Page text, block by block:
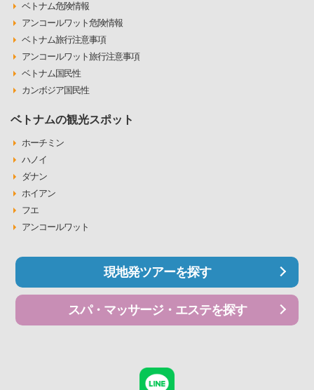
ベトナム危険情報
アンコールワット危険情報
ベトナム旅行注意事項
アンコールワット旅行注意事項
ベトナム国民性
カンボジア国民性
ベトナムの観光スポット
ホーチミン
ハノイ
ダナン
ホイアン
フエ
アンコールワット
現地発ツアーを探す
スパ・マッサージ・エステを探す